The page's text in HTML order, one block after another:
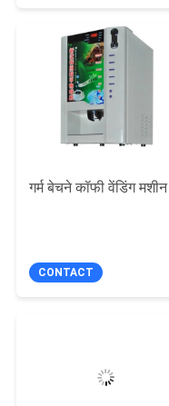
साइटमैप
PRIVACY
POLICY
गर्म बेचने कॉफी वेंडिंग मशीन
CONTACT